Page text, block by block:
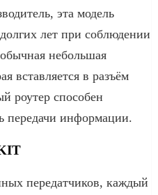
эта модель
лет при соблюдении
небольшая
вставляется в разъём
роутер способен
передачи информации.
передатчиков, каждый